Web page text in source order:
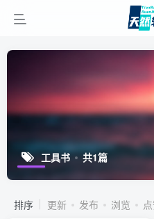
工具书 共1篇
排序 更新 发布 浏览